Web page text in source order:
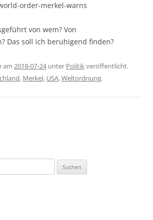
order-merkel-warns
von wem? Von
Das soll ich beruhigend finden?
am 2018-07-24unter Politikveröffentlicht.
, Merkel, USA,Weltordnung.